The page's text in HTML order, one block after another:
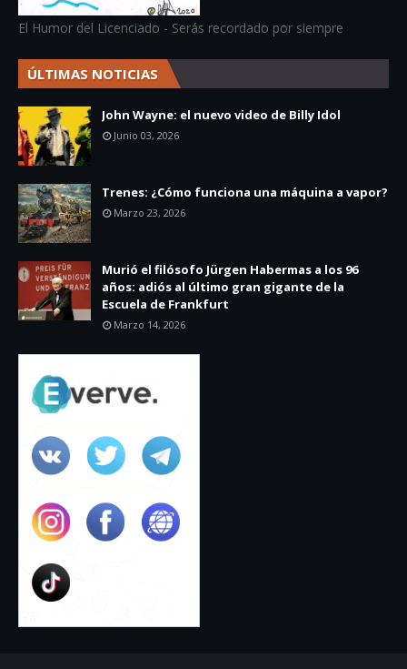
El Humor del Licenciado - Serás recordado por siempre
ÚLTIMAS NOTICIAS
John Wayne: el nuevo video de Billy Idol
Junio 03, 2026
Trenes: ¿Cómo funciona una máquina a vapor?
Marzo 23, 2026
Murió el filósofo Jürgen Habermas a los 96
años: adiós al último gran gigante de la
Escuela de Frankfurt
Marzo 14, 2026